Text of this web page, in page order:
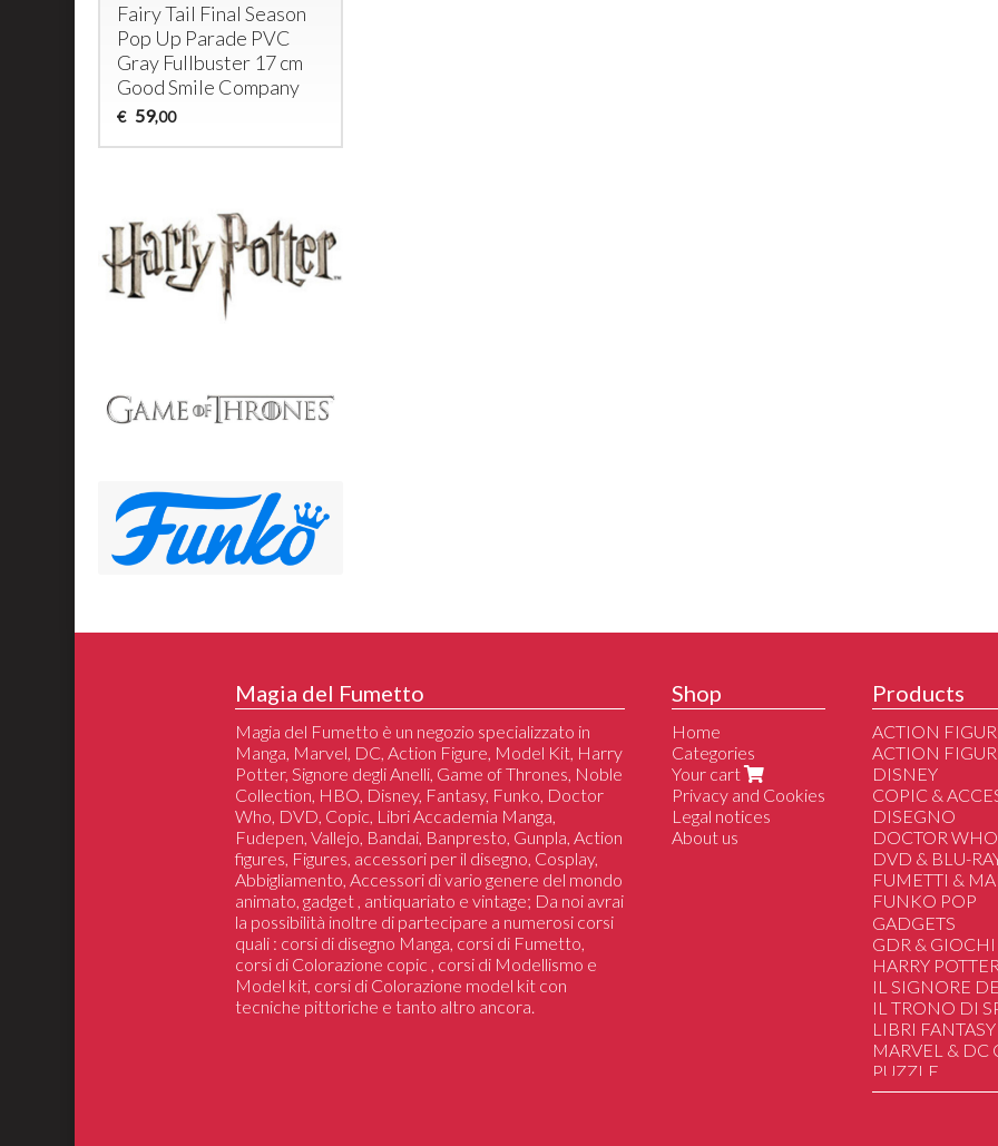
Fairy Tail Final Season
Pop Up Parade PVC
Gray Fullbuster 17 cm
Good Smile Company
€ 59,00
Magia del Fumetto
Magia del Fumetto è un negozio specializzato in
Manga, Marvel, DC, Action Figure, Model Kit, Harry
Potter, Signore degli Anelli, Game of Thrones, Noble
Collection, HBO, Disney, Fantasy, Funko, Doctor
Who, DVD, Copic, Libri Accademia Manga,
Fudepen, Vallejo, Bandai, Banpresto, Gunpla, Action
figures, Figures, accessori per il disegno, Cosplay,
Abbigliamento, Accessori di vario genere del mondo
animato, gadget , antiquariato e vintage; Da noi avrai
la possibilità inoltre di partecipare a numerosi corsi
quali : corsi di disegno Manga, corsi di Fumetto,
corsi di Colorazione copic , corsi di Modellismo e
Model kit, corsi di Colorazione model kit con
tecniche pittoriche e tanto altro ancora.
Shop
Home
Categories
Your cart
Privacy and Cookies
Legal notices
About us
Products
ACTION
ACTION
DISNEY
COPIC &
DISEGNO
DOCTOR WHO
DVD & BLU-
FUMETTI &
FUNKO POP
Altri
Dc/Marvel/
Disney
Manga/Anime/
Il Trono di Spade
Harry Potter
Lo Hobbit & Il
Film/Serie Tv/
Sport
GADGETS
GDR &
HARRY POTTER
IL SIGNORE
IL TRONO DI
LIBRI FANTASY
MARVEL & DC
PUZZLE
SAILOR MOON